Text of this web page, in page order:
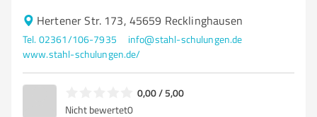
Hertener Str. 173, 45659 Recklinghausen
Tel. 02361/106-7935
info@stahl-schulungen.de
www.stahl-schulungen.de/
0,00 / 5,00
Nicht bewertet0